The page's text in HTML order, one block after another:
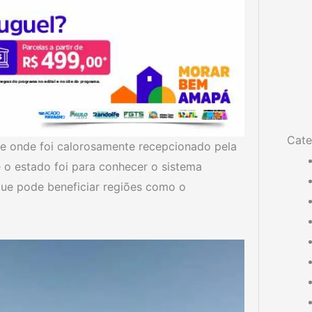
onde foi calorosamente recepcionado pela
estado foi para conhecer o sistema
pode beneficiar regiões como o